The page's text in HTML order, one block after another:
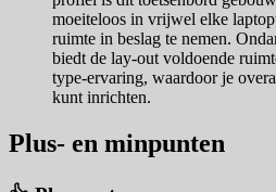
moeiteloos in vrijwel elke
ruimte in beslag te nemen.
biedt de lay-out voldoende
type-ervaring, waardoor je
kunt inrichten.
Plus- en minpunten